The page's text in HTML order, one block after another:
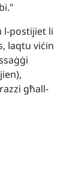
l-postijiet li
laqtu viċin
għall-